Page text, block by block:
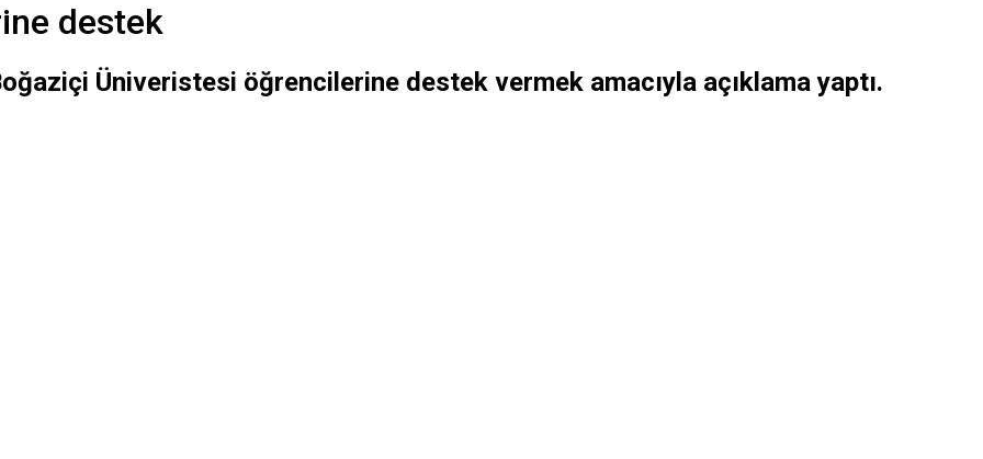
destek
Üniveristesi öğrencilerine destek vermek amacıyla açıklama yaptı.